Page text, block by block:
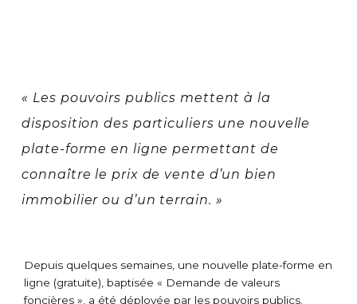
« Les pouvoirs publics mettent à la
disposition des particuliers une nouvelle
plate-forme en ligne permettant de
connaître le prix de vente d’un bien
immobilier ou d’un terrain. »
Depuis quelques semaines, une nouvelle plate-forme en
ligne (gratuite), baptisée « Demande de valeurs
foncières », a été déployée par les pouvoirs publics.